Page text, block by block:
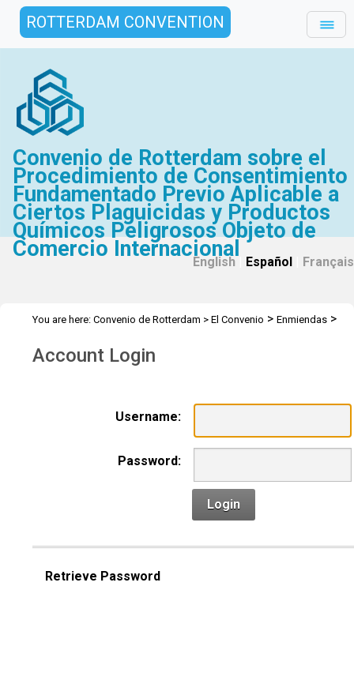
ROTTERDAM CONVENTION
Convenio de Rotterdam sobre el
Procedimiento de Consentimiento
Fundamentado Previo Aplicable a
Ciertos Plaguicidas y Productos
Químicos Peligrosos Objeto de
Comercio Internacional
English Español Français
You are here: Convenio de Rotterdam > El Convenio > Enmiendas >
Account Login
Username:
Password:
Login
Retrieve Password